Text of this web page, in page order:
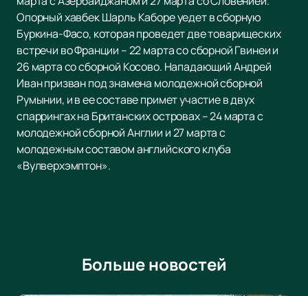
Опорный хавбек Шарль Каборе уедет в сборную
Буркина-Фасо, которая проведет две товарищеских
встречи во Франции – 22 марта со сборной Гвинеи и
26 марта со сборной Косово. Нападающий Андрей
Иван призван под знамена молодежной сборной
Румынии, и в ее составе примет участие в двух
спаррингах на Британских островах – 24 марта с
молодежной сборной Англии и 27 марта с
молодежным составом английского клуба
«Вулверхэмптон».
Больше новостей